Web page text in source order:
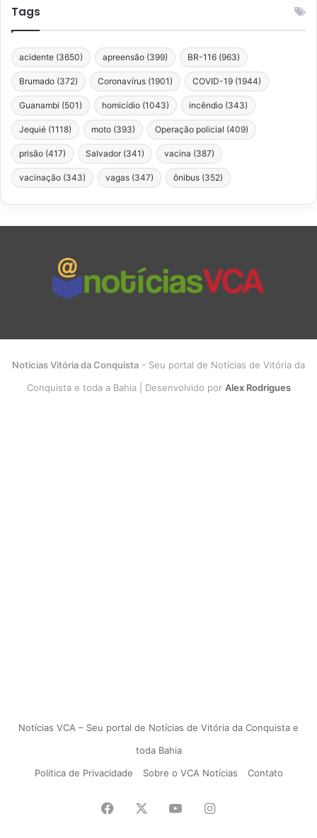
Tags
acidente (3650) apreensão (399) BR-116 (963)
Brumado (372) Coronavírus (1901) COVID-19 (1944)
Guanambi (501) homicídio (1043) incêndio (343)
Jequié (1118) moto (393) Operação policial (409)
prisão (417) Salvador (341) vacina (387)
vacinação (343) vagas (347) ônibus (352)
Notícias Vitória da Conquista - Seu portal de Notícias de Vitória da
Conquista e toda a Bahia | Desenvolvido por Alex Rodrigues
Notícias VCA – Seu portal de Notícias de Vitória da Conquista e
toda Bahia
Política de Privacidade
Sobre o VCA Notícias Contato
Facebook YouTubeInstagram